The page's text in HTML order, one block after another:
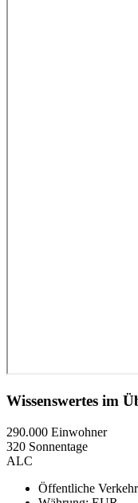
Wissenswertes im
290.000 Einwohner
320 Sonnentage
ALC
Öffentliche